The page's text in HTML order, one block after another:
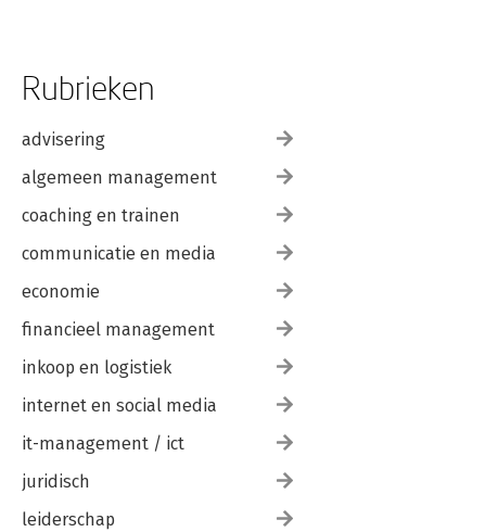
Rubrieken
advisering
algemeen management
coaching en trainen
communicatie en media
economie
financieel management
inkoop en logistiek
internet en social media
it-management / ict
juridisch
leiderschap